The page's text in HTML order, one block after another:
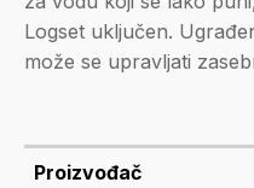
Logset uključen.
može se upravljati
Proizvođač